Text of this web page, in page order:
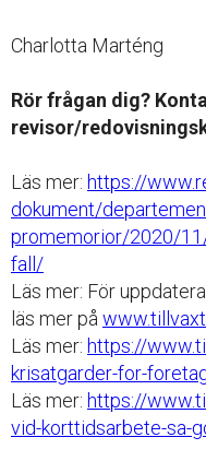
Charlotta Marténg
Rör frågan dig?
revisor/
Läs mer: https://
dokument/
promemorior/2020/
fall/
Läs mer: För
läs mer på
Läs mer: https://
krisatgarder-for-
Läs mer: https://
vid-korttidsarbete-sa-